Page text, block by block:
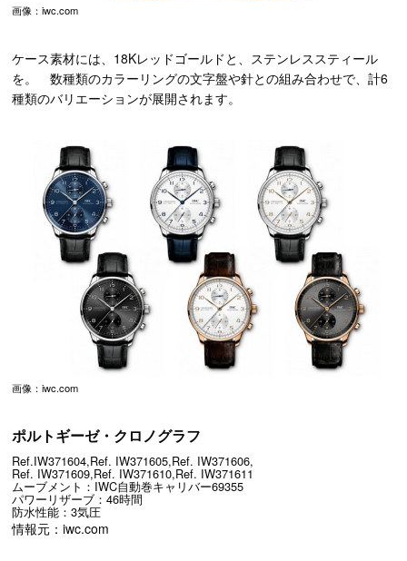
画像：iwc.com
ケース素材には、18Kレッドゴールドと、ステンレススティール
を。 数種類のカラーリングの文字盤や針との組み合わせで、計6
種類のバリエーションが展開されます。
画像：iwc.com
ポルトギーゼ・クロノグラフ
Ref.IW371604,Ref. IW371605,Ref. IW371606,
Ref. IW371609,Ref. IW371610,Ref. IW371611
ムーブメント：IWC自動巻キャリバー69355
パワーリザーブ：46時間
防水性能：3気圧
情報元：iwc.com